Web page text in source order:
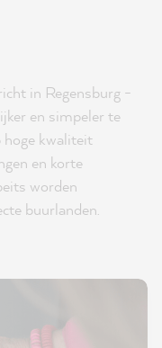
in Regensburg -
en simpeler te
hoge kwaliteit
en korte
worden
buurlanden.